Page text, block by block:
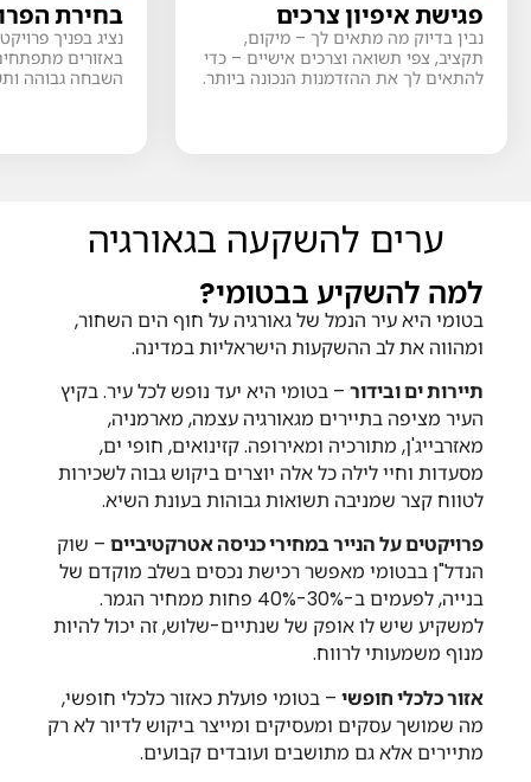
פגישת איפיון צרכים
נבין בדיוק מה מתאים לך – מיקום,
תקציב, צפי תשואה וצרכים אישיים – כדי
להתאים לך את ההזדמנות הנכונה ביותר.
בחירת
נציג בפניך
באזורים
השבחה גבוהה
ערים להשקעה בגאורגיה
למה להשקיע בבטומי?
בטומי היא עיר הנמל של גאורגיה על חוף הים השחור,
ומהווה את לב ההשקעות הישראליות במדינה.
תיירות ים ובידור – בטומי היא יעד נופש לכל עיר. בקיץ
העיר מציפה בתיירים מגאורגיה עצמה, מארמניה,
מאזרבייג'ן, מתורכיה ומאירופה. קזינואים, חופי ים,
מסעדות וחיי לילה כל אלה יוצרים ביקוש גבוה לשכירות
לטווח קצר שמניבה תשואות גבוהות בעונת השיא.
פרויקטים על הנייר במחירי כניסה אטרקטיביים – שוק
הנדל"ן בבטומי מאפשר רכישת נכסים בשלב מוקדם של
בנייה, לפעמים ב-30%-40% פחות ממחיר הגמר.
למשקיע שיש לו אופק של שנתיים-שלוש, זה יכול להיות
מנוף משמעותי לרווח.
אזור כלכלי חופשי – בטומי פועלת כאזור כלכלי חופשי,
מה שמושך עסקים ומעסיקים ומייצר ביקוש לדיור לא רק
מתיירים אלא גם מתושבים ועובדים קבועים.